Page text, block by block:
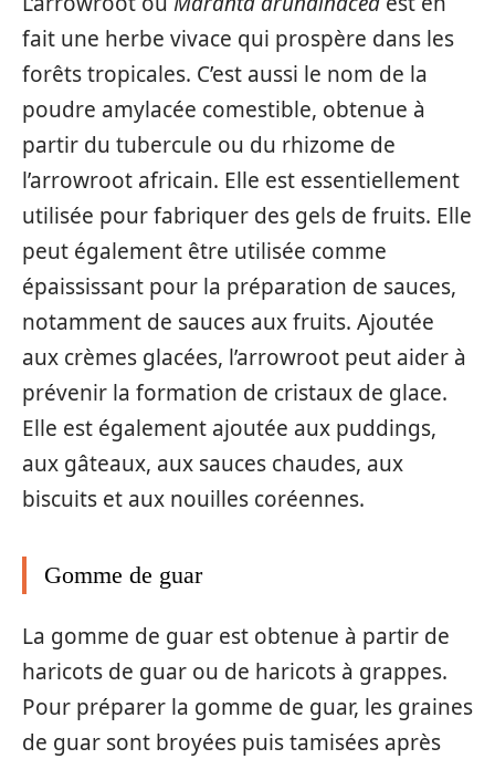
fait une herbe vivace qui prospère dans les
forêts tropicales. C’est aussi le nom de la
poudre amylacée comestible, obtenue à
partir du tubercule ou du rhizome de
l’arrowroot africain. Elle est essentiellement
utilisée pour fabriquer des gels de fruits. Elle
peut également être utilisée comme
épaississant pour la préparation de sauces,
notamment de sauces aux fruits. Ajoutée
aux crèmes glacées, l’arrowroot peut aider à
prévenir la formation de cristaux de glace.
Elle est également ajoutée aux puddings,
aux gâteaux, aux sauces chaudes, aux
biscuits et aux nouilles coréennes.
Gomme de guar
La gomme de guar est obtenue à partir de
haricots de guar ou de haricots à grappes.
Pour préparer la gomme de guar, les graines
de guar sont broyées puis tamisées après